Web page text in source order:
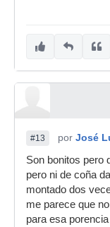
#13 por José
Son bonitos pero
pero ni de coña
montado dos
me parece que
para esa porencia